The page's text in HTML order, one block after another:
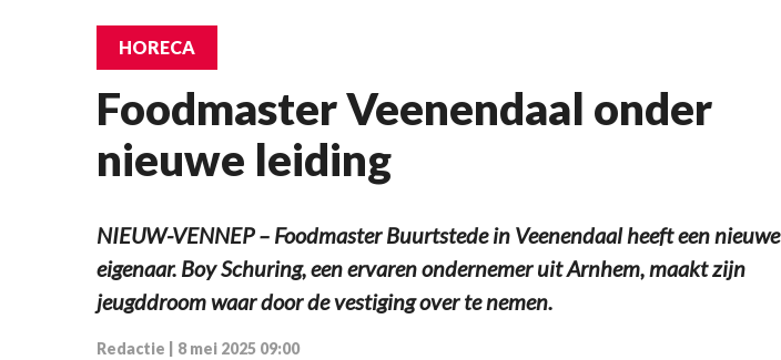
HORECA
Foodmaster Veenendaal onder
nieuwe leiding
NIEUW-VENNEP – Foodmaster Buurtstede in Veenendaal heeft een nieuwe
eigenaar. Boy Schuring, een ervaren ondernemer uit Arnhem, maakt zijn
jeugddroom waar door de vestiging over te nemen.
Redactie 8 mei 2025 09:00